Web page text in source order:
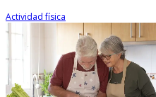
Actividad física